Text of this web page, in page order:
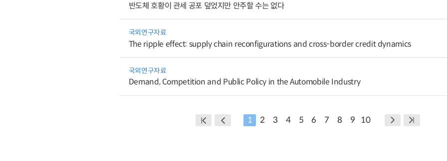
반도체 호황이 관세 공포 덮었지만 안주할 수는 없다
국외연구자료
The ripple effect: supply chain reconfigurations and cross-border credit dynamics
국외연구자료
Demand, Competition and Public Policy in the Automobile Industry
1 2 3 4 5 6 7 8 9 10